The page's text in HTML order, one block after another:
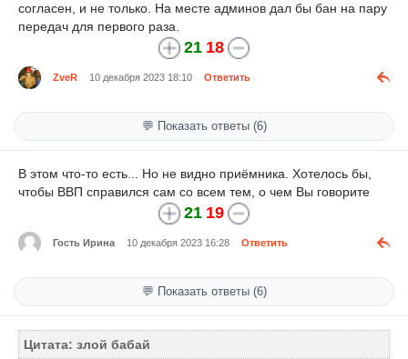
согласен, и не только. На месте админов дал бы бан на пару
передач для первого раза.
21 18
ZveR 10 декабря 2023 18:10 Ответить
💬 Показать ответы (6)
В этом что-то есть... Но не видно приёмника. Хотелось бы,
чтобы ВВП справился сам со всем тем, о чем Вы говорите
21 19
Гость Ирина 10 декабря 2023 16:28 Ответить
💬 Показать ответы (6)
Цитата: злой бабай